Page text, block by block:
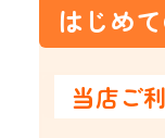
はじめ
当店ご